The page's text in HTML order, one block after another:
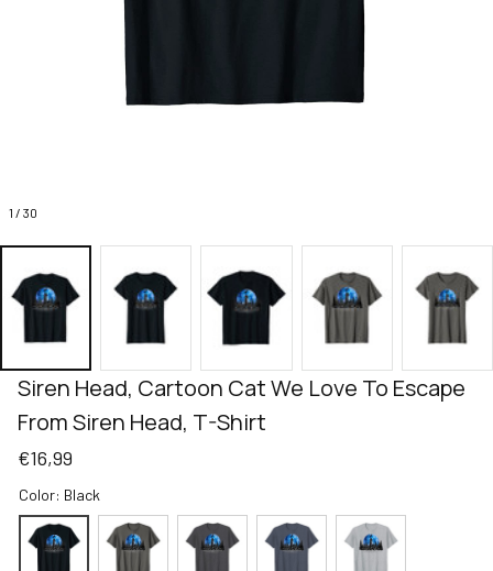
1 / 30
Siren Head, Cartoon Cat We Love To Escape
From Siren Head, T-Shirt
€16,99
Color: Black